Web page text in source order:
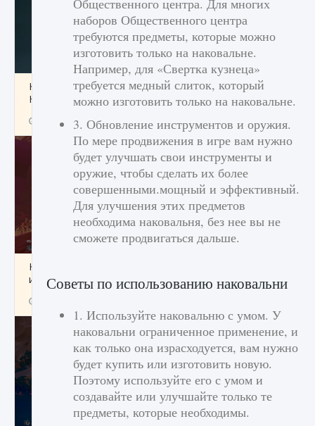
Как проверить статус сервера Delta Force
Hawk Ops
9 августа 2024 1 286 0 0
Как приручить существ джунглей Нари в
игре Creatures of Ava
Общественного центра. Для многих
наборов Общественного центра
требуются предметы, которые можно
изготовить только на наковальне.
Например, для «Свертка кузнеца»
требуется медный слиток, который
можно изготовить только на наковальне.
3. Обновление инструментов и оружия.
По мере продвижения в игре вам нужно
будет улучшать свои инструменты и
оружие, чтобы сделать их более
совершенными.мощный и эффективный.
Для улучшения этих предметов
необходима наковальня, без нее вы не
сможете продвигаться дальше.
Советы по использованию наковальни
1. Используйте наковальню с умом. У
наковальни ограниченное применение, и
как только она израсходуется, вам нужно
будет купить или изготовить новую.
Поэтому используйте его с умом и
создавайте или улучшайте только те
предметы, которые необходимы.